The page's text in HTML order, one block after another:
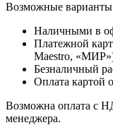
Возможные
Наличными в
Платежной
Maestro,
Безналичный
Оплата картой
Возможна оплата с
менеджера.